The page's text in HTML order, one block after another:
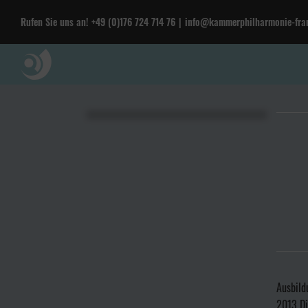
Rufen Sie uns an! +49 (0)176 724 714 76 | info@kammerphilharmonie-
2013